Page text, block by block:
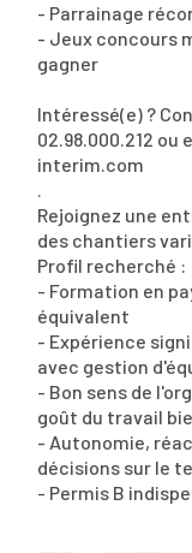
- Parrainage
- Jeux concours
gagner
Intéressé(e) ?
02.98.000.212
interim.com
.
Rejoignez une
des chantiers
Profil recherché :
- Formation en
équivalent
- Expérience
avec gestion
- Bon sens de
goût du travail
- Autonomie,
décisions sur le
- Permis B